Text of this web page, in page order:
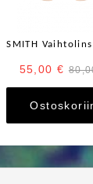
55,00 €